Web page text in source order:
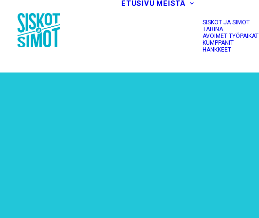
ETUSIVU MEISTÄ
SISKOT JA SIMOT
TARINA
AVOIMET TYÖPAIKAT
KUMPPANIT
HANKKEET